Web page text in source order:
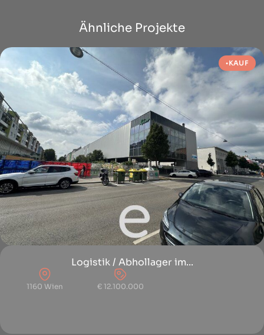
Ähnliche Projekte
KAUF
Logistik / Abhollager im...
1160 Wien € 12.100.000